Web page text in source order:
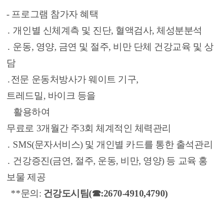
- 프로그램 참가자 혜택
․ 개인별 신체계측 및 진단, 혈액검사, 체성분분석
․ 운동, 영양, 금연 및 절주, 비만 단체 건강교육 및 상
담
․전문 운동처방사가 웨이트 기구,
트레드밀, 바이크 등을
활용하여
무료로 3개월간 주3회 체계적인 체력관리
․ SMS(문자서비스) 및 개인별 카드를 통한 출석관리
․ 건강증진(금연, 절주, 운동, 비만, 영양) 등 교육 홍
보물 제공
**문의: 건강도시팀(☎:2670-4910,4790)